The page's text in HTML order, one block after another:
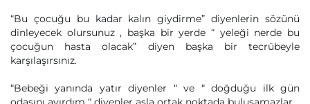
“Bu çocuğu bu kadar kalın giydirme” diyenlerin sözünü
dinleyecek olursunuz , başka bir yerde “ yeleği nerde bu
çocuğun hasta olacak” diyen başka bir tecrübeyle
karşılaşırsınız.
“Bebeği yanında yatır diyenler “ ve “ doğduğu ilk gün